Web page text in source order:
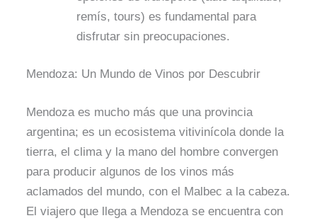
remís, tours) es fundamental para
disfrutar sin preocupaciones.
Mendoza: Un Mundo de Vinos por Descubrir
Mendoza es mucho más que una provincia
argentina; es un ecosistema vitivinícola donde la
tierra, el clima y la mano del hombre convergen
para producir algunos de los vinos más
aclamados del mundo, con el Malbec a la cabeza.
El viajero que llega a Mendoza se encuentra con